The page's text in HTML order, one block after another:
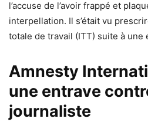
l’accuse de l’avoir frappé et
interpellation. Il s’était vu
totale de travail (ITT) suite à une
Amnesty
une entrave
journaliste